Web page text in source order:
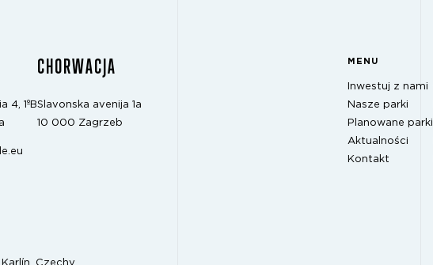
4, 1ºB
CHORWACJA
Slavonska avenija 1a
10 000 Zagrzeb
MENU
Inwestuj z nami
Nasze parki
Planowane parki
Aktualności
Kontakt
Czechy,